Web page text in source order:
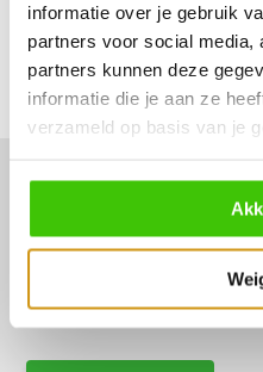
informatie over je gebruik
partners voor social media,
partners kunnen deze
informatie die je aan ze
verzameld op basis van je
Reviews
Delen
Hulp of advies
Vraag het een van onze